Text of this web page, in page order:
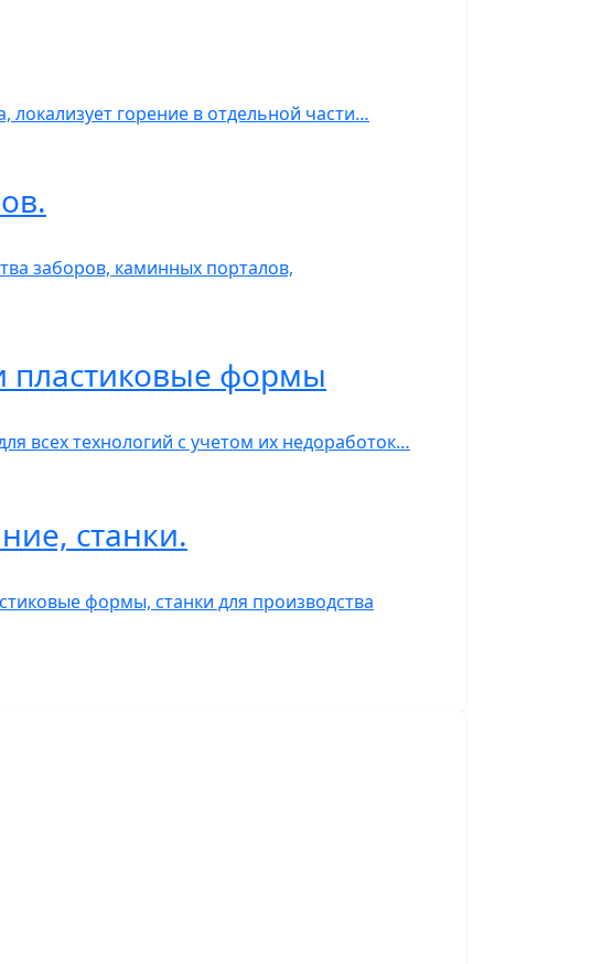
локализует горение в отдельной части…
заборов, каминных порталов,
пластиковые формы
технологий с учетом их недоработок…
станки.
формы, станки для производства